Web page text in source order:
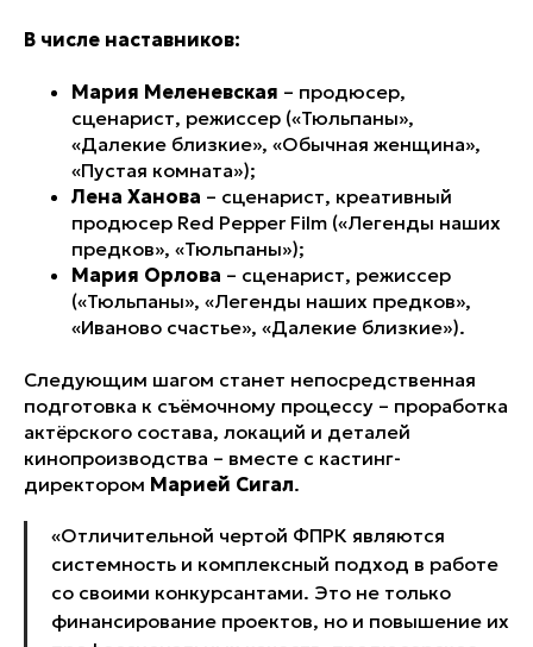
В числе наставников:
Мария Меленевская – продюсер,
сценарист, режиссер («Тюльпаны»,
«Далекие близкие», «Обычная женщина»,
«Пустая комната»);
Лена Ханова – сценарист, креативный
продюсер Red Pepper Film («Легенды наших
предков», «Тюльпаны»);
Мария Орлова – сценарист, режиссер
(«Тюльпаны», «Легенды наших предков»,
«Иваново счастье», «Далекие близкие»).
Следующим шагом станет непосредственная
подготовка к съёмочному процессу – проработка
актёрского состава, локаций и деталей
кинопроизводства – вместе с кастинг-
директором Марией Сигал.
«Отличительной чертой ФПРК являются
системность и комплексный подход в работе
со своими конкурсантами. Это не только
финансирование проектов, но и повышение их